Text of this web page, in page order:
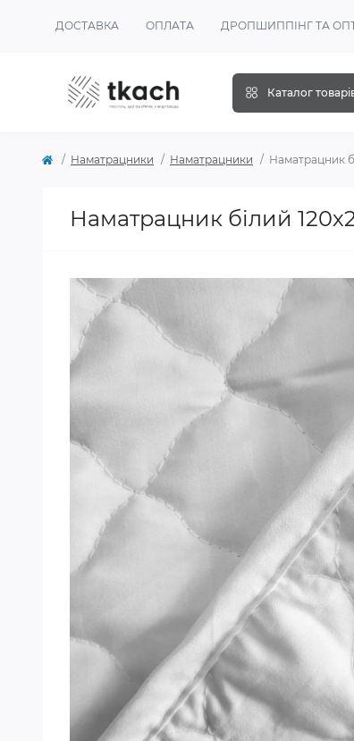
ДОСТАВКА ОПЛАТА ДРОПШИППІНГ ТА
Каталог
Наматрацники Наматрацники Наматрацник
Наматрацник білий